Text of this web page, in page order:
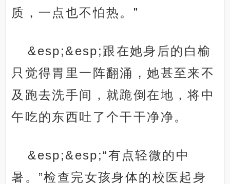
质，一点也不怕热。”
&esp;&esp;跟在她身后的白榆
只觉得胃里一阵翻涌，她甚至来不
及跑去洗手间，就跪倒在地，将中
午吃的东西吐了个干干净净。
&esp;&esp;“有点轻微的中
暑。”检查完女孩身体的校医起身